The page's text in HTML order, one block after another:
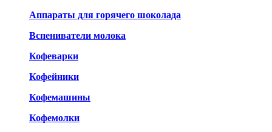
Аппараты для горячего шоколада
Вспениватели молока
Кофеварки
Кофейники
Кофемашины
Кофемолки